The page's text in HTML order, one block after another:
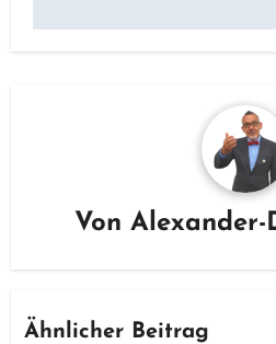
Von Alexander-
Ähnlicher Beitrag